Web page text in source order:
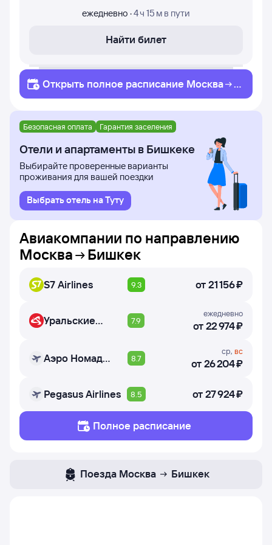
ежедневно ·4 ч 15 м в пути
Найти билет
Открыть полное расписание Москва
Б
ишкек
Безопасная оплата Гарантия заселения
Отели и апартаменты в Бишкеке
Выбирайте проверенные варианты
проживания для вашей поездки
Выбрать отель на Туту
Авиакомпании по направлению
Москва
Бишкек
S7 Airlines 9.3 от21 ⁠156 ⁠₽
Уральские
7.9
ежедневно
от22 ⁠974 ⁠₽
Аэро Номад
8.7
ср, вс
от26 ⁠204 ⁠₽
Pegasus Airlines 8.5 от27 ⁠924 ⁠₽
Полное расписание
Поезда Москва Бишкек